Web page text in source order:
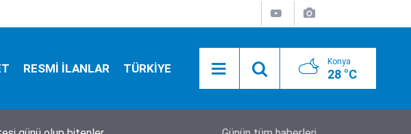
RESMİ İLANLAR TÜRKİYE Konya
28 °C